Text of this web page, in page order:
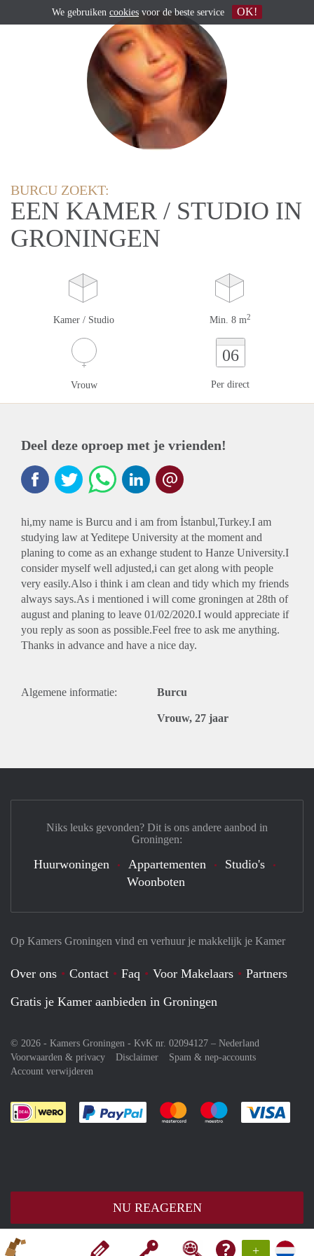
+
BURCU ZOEKT:
EEN KAMER / STUDIO IN
GRONINGEN
Kamer / Studio Min. 8 m2
Vrouw
06
Per direct
Deel deze oproep met je vrienden!
hi,my name is Burcu and i am from İstanbul,Turkey.I am
studying law at Yeditepe University at the moment and
planing to come as an exhange student to Hanze University.I
consider myself well adjusted,i can get along with people
very easily.Also i think i am clean and tidy which my friends
always says.As i mentioned i will come groningen at 28th of
august and planing to leave 01/02/2020.I would appreciate if
you reply as soon as possible.Feel free to ask me anything.
Thanks in advance and have a nice day.
Algemene informatie: Burcu
Vrouw, 27 jaar
NU REAGEREN
Op Kamers Groningen vind en verhuur je makkelijk je Kamer
Over ons Contact Faq Voor Makelaars
Partners
Gratis je Kamer aanbieden in Groningen
© 2026 - Kamers Groningen - KvK nr. 02094127 – Nederland
Voorwaarden & privacy
Disclaimer
Spam & nep-accounts
Account verwijderen
Je rekent gemakkelijk af met Paypal
Je rekent gemakkelijk af met
Je rekent
Niks leuks gevonden? Dit is ons andere aanbod in
Groningen:
Huurwoningen Appartementen
Studio's
Woonboten
We gebruiken cookies voor de beste service OK!